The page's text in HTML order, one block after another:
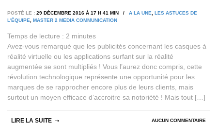
POSTÉ LE : 29 DÉCEMBRE 2016 À 17 H 41 MIN / A LA UNE, LES ASTUCES DE
L'ÉQUIPE, MASTER 2 MEDIA COMMUNICATION
Temps de lecture : 2 minutes
Avez-vous remarqué que les publicités concernant les casques à
réalité virtuelle ou les applications surfant sur la réalité
augmentée se sont multipliés ! Vous l’aurez donc compris, cette
révolution technologique représente une opportunité pour les
marques de se rapprocher encore plus de leurs clients, mais
surtout un moyen efficace d’accroitre sa notoriété ! Mais tout […]
AUCUN COMMENTAIRE
LIRE LA SUITE